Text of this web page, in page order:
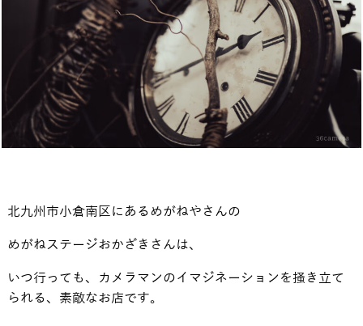
北九州市小倉南区にあるめがねやさんの
めがねステージおかざきさんは、
いつ行っても、カメラマンのイマジネーションを掻き立て
られる、素敵なお店です。